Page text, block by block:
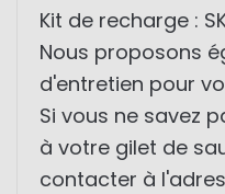
Kit de recharge :
Nous proposons
d'entretien pour
Si vous ne savez
à votre gilet de
contacter à